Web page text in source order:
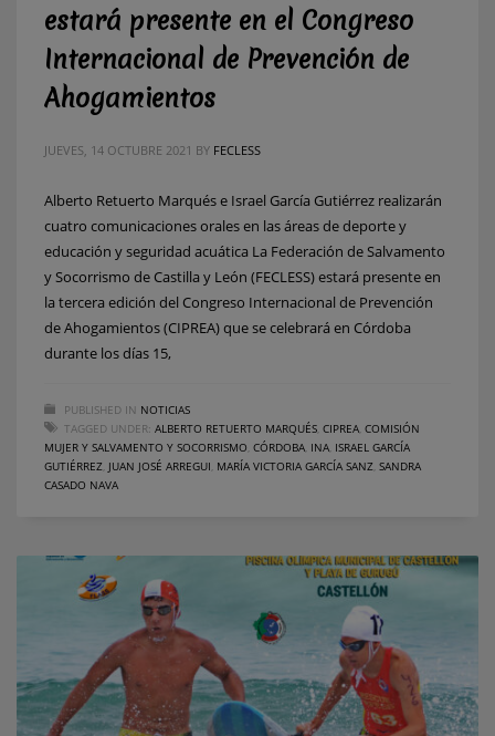
estará presente en el Congreso
Internacional de Prevención de
Ahogamientos
JUEVES, 14 OCTUBRE 2021 BY FECLESS
Alberto Retuerto Marqués e Israel García Gutiérrez realizarán
cuatro comunicaciones orales en las áreas de deporte y
educación y seguridad acuática La Federación de Salvamento
y Socorrismo de Castilla y León (FECLESS) estará presente en
la tercera edición del Congreso Internacional de Prevención
de Ahogamientos (CIPREA) que se celebrará en Córdoba
durante los días 15,
PUBLISHED IN NOTICIAS
TAGGED UNDER: ALBERTO RETUERTO MARQUÉS CIPREA COMISIÓN
MUJER Y SALVAMENTO Y SOCORRISMO CÓRDOBA INA ISRAEL GARCÍA
GUTIÉRREZ JUAN JOSÉ ARREGUI MARÍA VICTORIA GARCÍA SANZ SANDRA
CASADO NAVA